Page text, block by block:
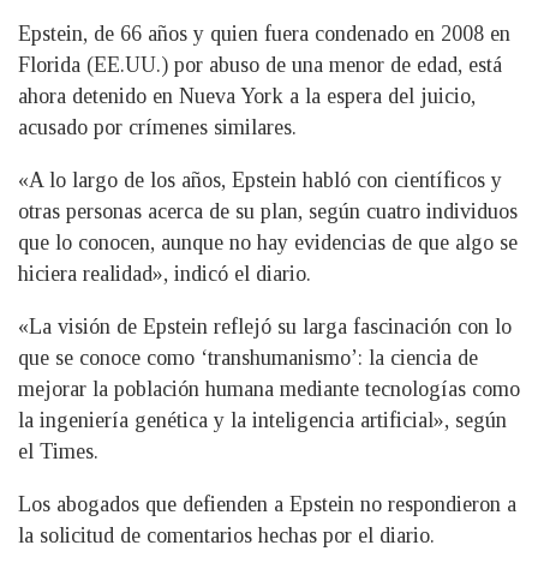
Epstein, de 66 años y quien fuera condenado en 2008 en
Florida (EE.UU.) por abuso de una menor de edad, está
ahora detenido en Nueva York a la espera del juicio,
acusado por crímenes similares.
«A lo largo de los años, Epstein habló con científicos y
otras personas acerca de su plan, según cuatro individuos
que lo conocen, aunque no hay evidencias de que algo se
hiciera realidad», indicó el diario.
«La visión de Epstein reflejó su larga fascinación con lo
que se conoce como ‘transhumanismo’: la ciencia de
mejorar la población humana mediante tecnologías como
la ingeniería genética y la inteligencia artificial», según
el Times.
Los abogados que defienden a Epstein no respondieron a
la solicitud de comentarios hechas por el diario.